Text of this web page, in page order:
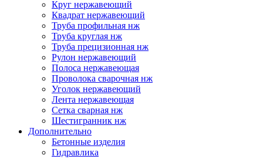
Круг нержавеющий
Квадрат нержавеющий
Труба профильная нж
Труба круглая нж
Труба прецизионная нж
Рулон нержавеющий
Полоса нержавеющая
Проволока сварочная нж
Уголок нержавеющий
Лента нержавеющая
Сетка сварная нж
Шестигранник нж
Дополнительно
Бетонные изделия
Гидравлика